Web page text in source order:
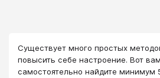
Существует много простых
повысить себе настроение. Вот
самостоятельно найдите минимум